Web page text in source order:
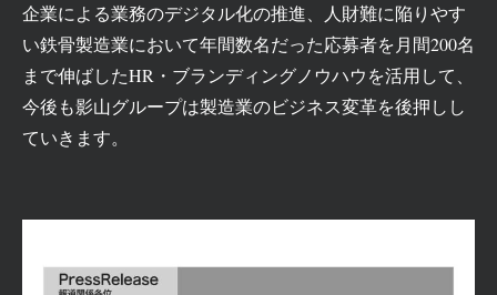
企業による業務のデジタル化の推進、
人財難に陥りやす
い鉄骨製造業において年間数名だった応募者を月間200名
まで伸ばしたHR・ブランディングノウハウを活用して、
今後も影山グループは製造業のビジネス変革を後押しし
ていきます。